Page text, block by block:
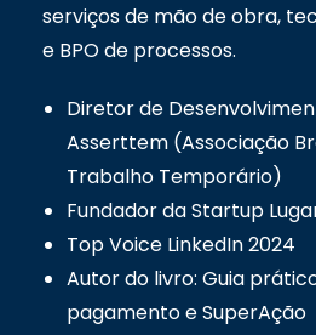
serviços de mão de obra,
e BPO de processos.
Diretor de
Asserttem (Associação
Trabalho Temporário)
Fundador da Startup
Top Voice LinkedIn 2024
Autor do livro: Guia
pagamento e SuperAção